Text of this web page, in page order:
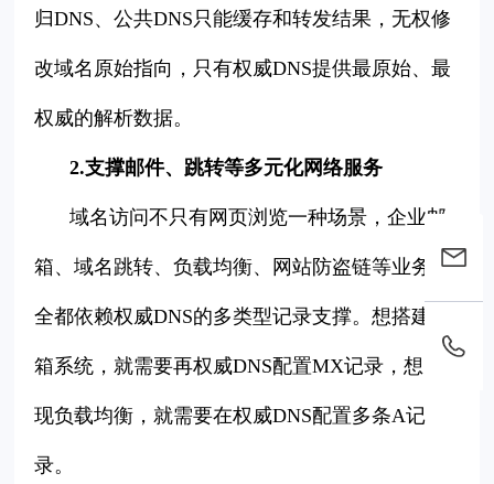
归DNS、公共DNS只能缓存和转发结果，无权修
改域名原始指向，只有权威DNS提供最原始、最
权威的解析数据。
2.支撑邮件、跳转等多元化网络服务
域名访问不只有网页浏览一种场景，企业邮
箱、域名跳转、负载均衡、网站防盗链等业务，
全都依赖权威DNS的多类型记录支撑。想搭建邮
箱系统，就需要再权威DNS配置MX记录，想实
现负载均衡，就需要在权威DNS配置多条A记
录。